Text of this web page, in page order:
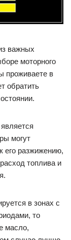
важных
моторного
проживаете в
обратить
могут
его разжижению,
топлива и
в зонах с
то
масло,